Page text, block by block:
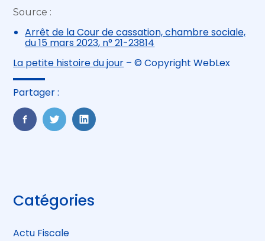
Source :
Arrêt de la Cour de cassation, chambre sociale,
du 15 mars 2023, n° 21-23814
La petite histoire du jour – © Copyright WebLex
Partager :
FaceBook
TwitterLinkedIn
Blog
sidebar
Catégories
Actu Fiscale